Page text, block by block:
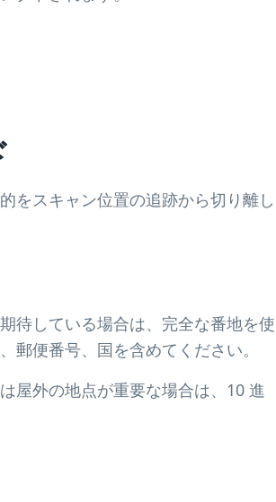
をスキャン位置の追跡から切り離し
待している場合は、完全な番地を使
郵便番号、国を含めてください。
屋外の地点が重要な場合は、10 進